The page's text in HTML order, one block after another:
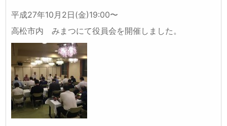
平成27年10月2日(金)19:00〜
高松市内 みまつにて役員会を開催しました。